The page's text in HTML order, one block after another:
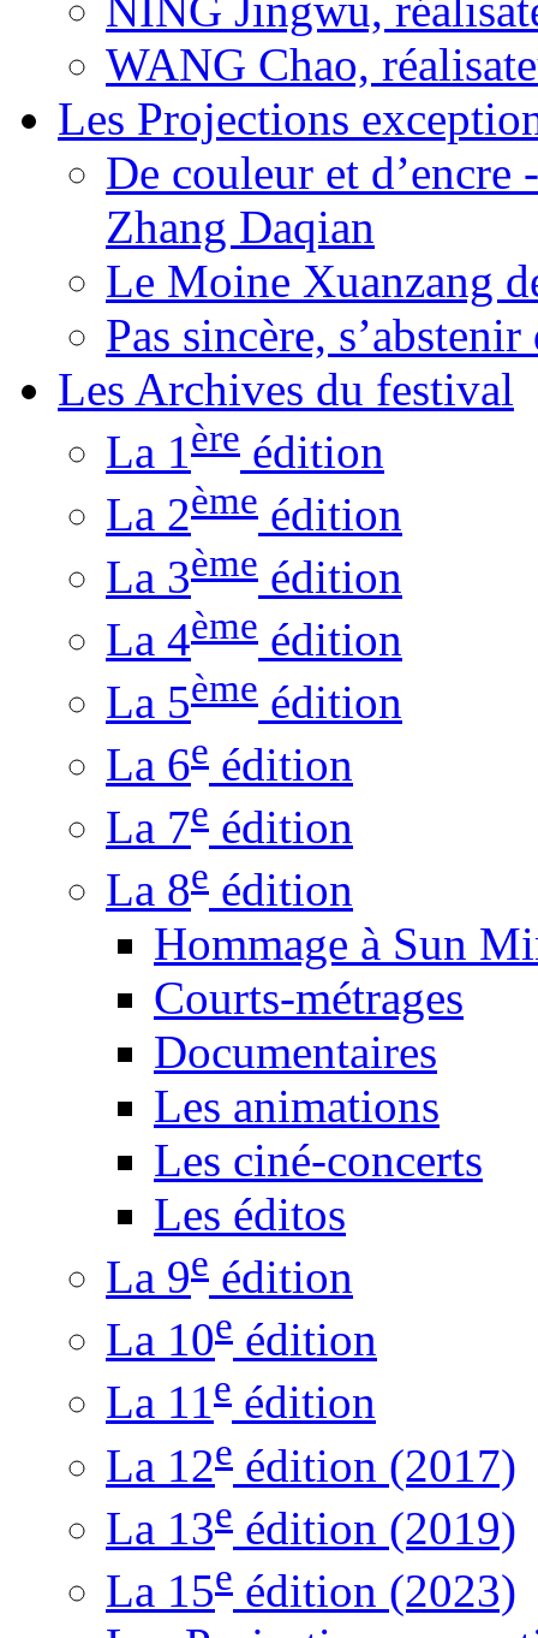
NING Jingwu,
WANG Chao,
Les Projections
De couleur et
Zhang Daqian
Le Moine Xuanzang
Pas sincère,
Les Archives du festival
La 1ère édition
La 2ème édition
La 3ème édition
La 4ème édition
La 5ème édition
La 6e édition
La 7e édition
La 8e édition
Hommage à Sun
Courts-métrages
Documentaires
Les animations
Les ciné-concerts
Les éditos
La 9e édition
La 10e édition
La 11e édition
La 12e édition (2017)
La 13e édition (2019)
La 15e édition (2023)